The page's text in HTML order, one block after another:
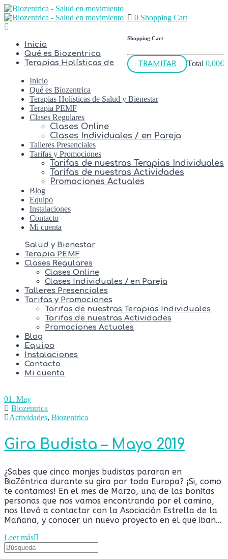
0 Shopping Cart
Shopping Cart
TRAMITAR Total 0,00€
Inicio
Qué es Biozentrica
Terapias Holísticas de Salud y Bienestar
Terapia PEMF
Clases Regulares
Clases Online
Clases Individuales / en Pareja
Talleres Presenciales
Tarifas y Promociones
Tarifas de nuestras Terapias Individuales
Tarifas de nuestras Actividades
Promociones Actuales
Blog
Equipo
Instalaciones
Contacto
Mi cuenta
Inicio
Qué es Biozentrica
Terapias Holísticas de
Salud y Bienestar
Terapia PEMF
Clases Regulares
Clases Online
Clases Individuales / en Pareja
Talleres Presenciales
Tarifas y Promociones
Tarifas de nuestras Terapias Individuales
Tarifas de nuestras Actividades
Promociones Actuales
Blog
Equipo
Instalaciones
Contacto
Mi cuenta
01. May
Biozentrica
Actividades, Biozentrica
Gira Budista – Mayo 2019
¿Sabes que cinco monjes budistas pararan en
BioZéntrica durante su gira por toda Europa? ¡Si, como
te contamos! En el mes de Marzo, una de las bonitas
personas que nos vamos encontrando por el camino,
nos llevó a contactar con la Asociación Estrella de la
Mañana, y conocer un nuevo proyecto en el que iban…
Leer más